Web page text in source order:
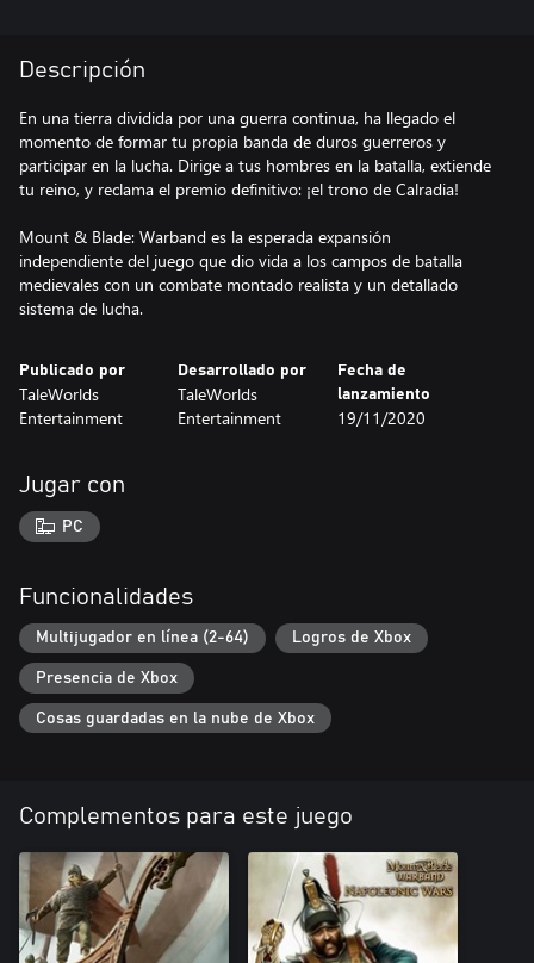
Descripción
En una tierra dividida por una guerra continua, ha llegado el
momento de formar tu propia banda de duros guerreros y
participar en la lucha. Dirige a tus hombres en la batalla, extiende
tu reino, y reclama el premio definitivo: ¡el trono de Calradia!
Mount & Blade: Warband es la esperada expansión
independiente del juego que dio vida a los campos de batalla
medievales con un combate montado realista y un detallado
Publicado por
TaleWorlds
Entertainment
Desarrollado por
TaleWorlds
Entertainment
Fecha de
lanzamiento
19/11/2020
Jugar con
PC
Funcionalidades
Multijugador en línea (2-64) Logros de Xbox
Presencia de Xbox
Cosas guardadas en la nube de Xbox
Complementos para este juego